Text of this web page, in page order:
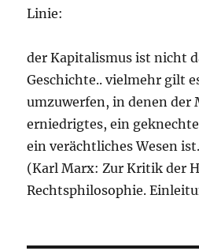
Linie:
der Kapitalismus ist nicht
Geschichte.. vielmehr gilt
umzuwerfen, in denen der
erniedrigtes, ein
ein verächtliches Wesen
(Karl Marx: Zur Kritik der
Rechtsphilosophie.